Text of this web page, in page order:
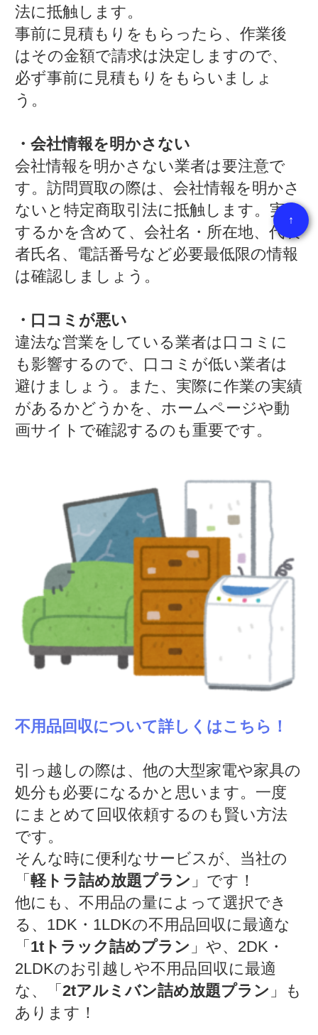
↑
法に抵触します。
事前に見積もりをもらったら、作業後
はその金額で請求は決定しますので、
必ず事前に見積もりをもらいましょ
う。
・会社情報を明かさない
会社情報を明かさない業者は要注意で
す。訪問買取の際は、会社情報を明かさ
ないと特定商取引法に抵触します。実在
するかを含めて、会社名・所在地、代表
者氏名、電話番号など必要最低限の情報
は確認しましょう。
・口コミが悪い
違法な営業をしている業者は口コミに
も影響するので、口コミが低い業者は
避けましょう。また、実際に作業の実績
があるかどうかを、ホームページや動
画サイトで確認するのも重要です。
不用品回収について詳しくはこちら！
引っ越しの際は、他の大型家電や家具の
処分も必要になるかと思います。一度
にまとめて回収依頼するのも賢い方法
です。
そんな時に便利なサービスが、当社の
「軽トラ詰め放題プラン 」です！
他にも、不用品の量によって選択でき
る、1DK・1LDKの不用品回収に最適な
「 1tトラック詰めプラン 」や、2DK・
2LDKのお引越しや不用品回収に最適
な、「2tアルミバン詰め放題プラン 」も
あります！